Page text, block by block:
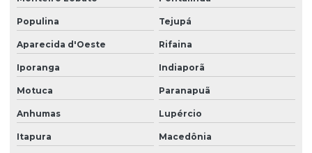
Populina Tejupá
Aparecida d'Oeste Rifaina
Iporanga Indiaporã
Motuca Paranapuã
Anhumas Lupércio
Itapura Macedônia